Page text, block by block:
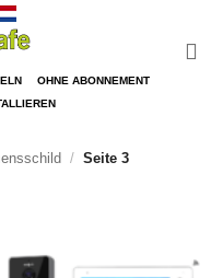
OHNE ABONNEMENT
/ Seite 3